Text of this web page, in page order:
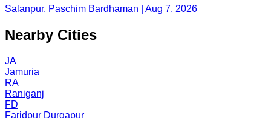
Salanpur, Paschim Bardhaman | Aug 7, 2026
Nearby Cities
JA
Jamuria
RA
Raniganj
FD
Faridpur Durgapur